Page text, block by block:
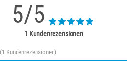
5/5
1 Kundenrezensionen
(1 Kundenrezensionen)